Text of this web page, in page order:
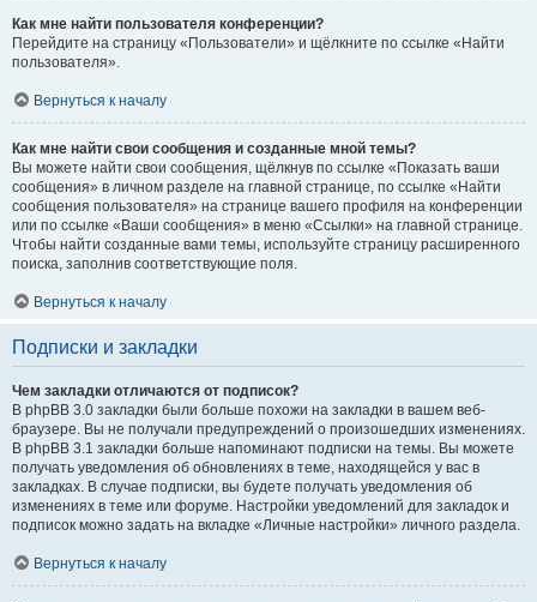
Как мне найти пользователя конференции?
Перейдите на страницу «Пользователи» и щёлкните по ссылке «Найти
пользователя».
Вернуться к началу
Как мне найти свои сообщения и созданные мной темы?
Вы можете найти свои сообщения, щёлкнув по ссылке «Показать ваши
сообщения» в личном разделе на главной странице, по ссылке «Найти
сообщения пользователя» на странице вашего профиля на конференции
или по ссылке «Ваши сообщения» в меню «Ссылки» на главной странице.
Чтобы найти созданные вами темы, используйте страницу расширенного
поиска, заполнив соответствующие поля.
Вернуться к началу
Подписки и закладки
Чем закладки отличаются от подписок?
В phpBB 3.0 закладки были больше похожи на закладки в вашем веб-
браузере. Вы не получали предупреждений о произошедших изменениях.
В phpBB 3.1 закладки больше напоминают подписки на темы. Вы можете
получать уведомления об обновлениях в теме, находящейся у вас в
закладках. В случае подписки, вы будете получать уведомления об
изменениях в теме или форуме. Настройки уведомлений для закладок и
подписок можно задать на вкладке «Личные настройки» личного раздела.
Вернуться к началу